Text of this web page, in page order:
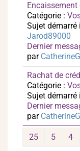
Encaissement
Catégorie :
Sujet démarré
Jarod89000
Dernier
par CatherineG
Rachat de
Catégorie :
Sujet
Dernier
par CatherineG
4
5
25